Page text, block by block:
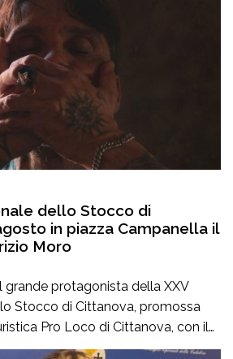
dello Stocco di
in piazza Campanella il
Moro
grande protagonista della XXV
Stocco di Cittanova, promossa
Pro Loco di Cittanova, con il
del Comune.Il concerto, in